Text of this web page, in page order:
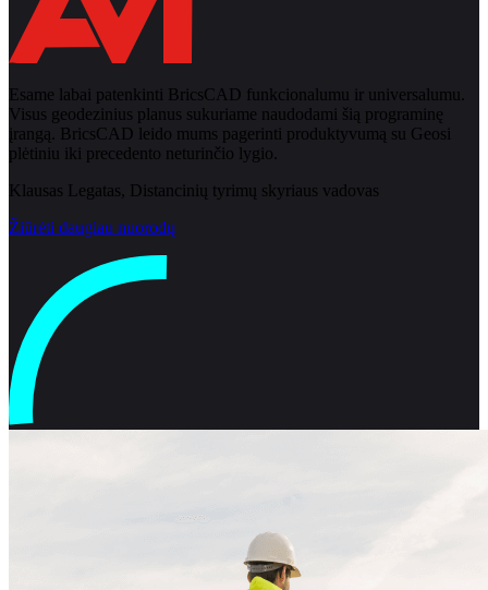
Esame labai patenkinti BricsCAD funkcionalumu ir universalumu.
Visus geodezinius planus sukuriame naudodami šią programinę
įrangą. BricsCAD leido mums pagerinti produktyvumą su Geosi
plėtiniu iki precedento neturinčio lygio.
Klausas Legatas, Distancinių tyrimų skyriaus vadovas
Žiūrėti daugiau nuorodų